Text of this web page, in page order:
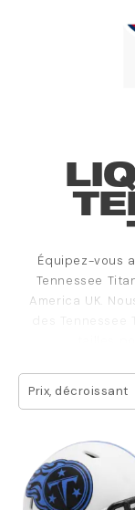
Équipez-vous
Tennessee
America UK.
des
tailles
Prix, décroissant